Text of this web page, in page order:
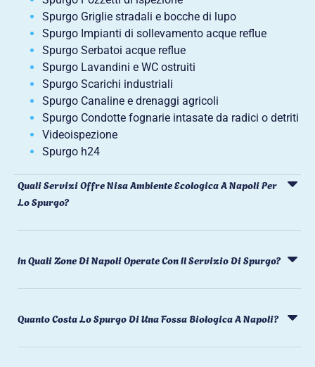
Spurgo Griglie stradali e bocche di lupo
Spurgo Impianti di sollevamento acque reflue
Spurgo Serbatoi acque reflue
Spurgo Lavandini e WC ostruiti
Spurgo Scarichi industriali
Spurgo Canaline e drenaggi agricoli
Spurgo Condotte fognarie intasate da radici o detriti
Videoispezione
Spurgo h24
Quali Servizi Offre Nisa Ambiente Ecologica A Napoli Per
Lo Spurgo?
In Quali Zone Di Napoli Operate Con Il Servizio Di Spurgo?
Quanto Costa Lo Spurgo Di Una Fossa Biologica A Napoli?